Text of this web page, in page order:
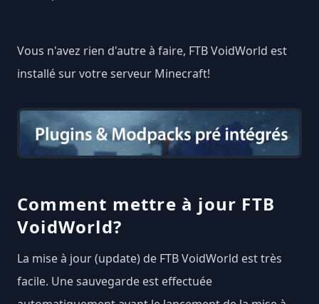
Vous n'avez rien d'autre à faire, FTB VoidWorld est
installé sur votre serveur Minecraft!
Comment mettre à jour FTB
VoidWorld?
La mise à jour (update) de FTB VoidWorld est très
facile. Une sauvegarde est effectuée